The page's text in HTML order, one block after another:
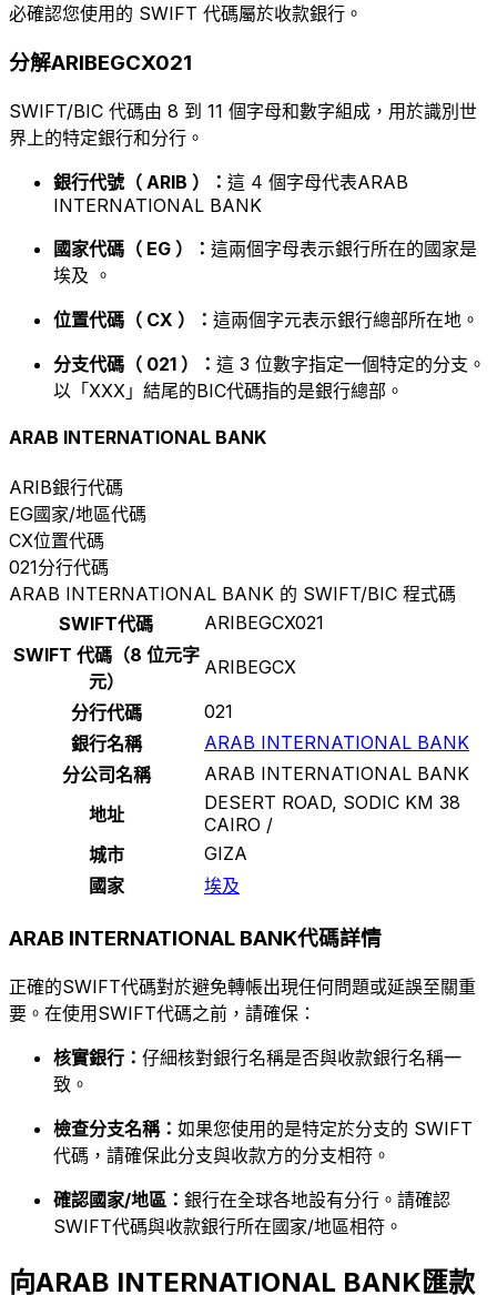
必確認您使用的 SWIFT 代碼屬於收款銀行。
分解ARIBEGCX021
SWIFT/BIC 代碼由 8 到 11 個字母和數字組成，用於識別世
界上的特定銀行和分行。
銀行代號（ ARIB ）： 這 4 個字母代表ARAB
INTERNATIONAL BANK
國家代碼（ EG ）： 這兩個字母表示銀行所在的國家是
埃及 。
位置代碼（ CX ）： 這兩個字元表示銀行總部所在地。
分支代碼（ 021 ）： 這 3 位數字指定一個特定的分支。
以「XXX」結尾的BIC代碼指的是銀行總部。
ARAB INTERNATIONAL BANK
ARIB銀行代碼
EG國家/地區代碼
CX位置代碼
021分行代碼
ARAB INTERNATIONAL BANK 的 SWIFT/BIC 程式碼
SWIFT代碼
ARIBEGCX021
SWIFT 代碼（8 位元字
元）
ARIBEGCX
分行代碼
021
銀行名稱
ARAB INTERNATIONAL BANK
分公司名稱
ARAB INTERNATIONAL BANK
地址
DESERT ROAD, SODIC KM 38
CAIRO /
城市
GIZA
國家
埃及
ARAB INTERNATIONAL BANK代碼詳情
正確的SWIFT代碼對於避免轉帳出現任何問題或延誤至關重
要。在使用SWIFT代碼之前，請確保：
核實銀行： 仔細核對銀行名稱是否與收款銀行名稱一
致。
檢查分支名稱： 如果您使用的是特定於分支的 SWIFT
代碼，請確保此分支與收款方的分支相符。
確認國家/地區： 銀行在全球各地設有分行。請確認
SWIFT代碼與收款銀行所在國家/地區相符。
向ARAB INTERNATIONAL BANK匯款